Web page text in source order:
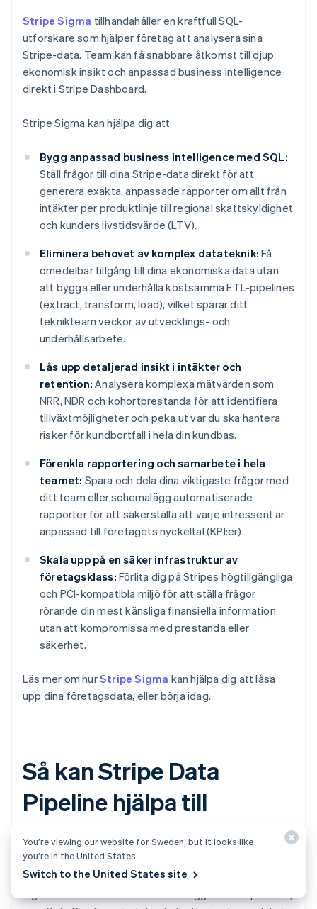
Stripe Sigma tillhandahåller en kraftfull SQL-
utforskare som hjälper företag att analysera sina
Stripe-data. Team kan få snabbare åtkomst till djup
ekonomisk insikt och anpassad business intelligence
direkt i Stripe Dashboard.
Stripe Sigma kan hjälpa dig att:
Bygg anpassad business intelligence med SQL:
Ställ frågor till dina Stripe-data direkt för att
generera exakta, anpassade rapporter om allt från
intäkter per produktlinje till regional skattskyldighet
och kunders livstidsvärde (LTV).
Eliminera behovet av komplex datateknik: Få
omedelbar tillgång till dina ekonomiska data utan
att bygga eller underhålla kostsamma ETL-pipelines
(extract, transform, load), vilket sparar ditt
teknikteam veckor av utvecklings- och
underhållsarbete.
Lås upp detaljerad insikt i intäkter och
retention: Analysera komplexa mätvärden som
NRR, NDR och kohortprestanda för att identifiera
tillväxtmöjligheter och peka ut var du ska hantera
risker för kundbortfall i hela din kundbas.
Förenkla rapportering och samarbete i hela
teamet: Spara och dela dina viktigaste frågor med
ditt team eller schemalägg automatiserade
rapporter för att säkerställa att varje intressent är
anpassad till företagets nyckeltal (KPI:er).
Skala upp på en säker infrastruktur av
företagsklass: Förlita dig på Stripes högtillgängliga
och PCI-kompatibla miljö för att ställa frågor
rörande din mest känsliga finansiella information
utan att kompromissa med prestanda eller
säkerhet.
Läs mer om hurStripe Sigma kan hjälpa dig att låsa
upp dina företagsdata, eller börja idag.
Så kan Stripe Data
Pipeline hjälpa till
Stripe Data Pipeline låter dig göra samma analys i ditt
datalager genom att kombinera dina Stripe-data med
andra företagsdata. Stripe Data Pipeline och Stripe
Sigma drivs båda av samma underliggande Stripe-data,
You’re viewing our website for Sweden, but it looks like
you’re in the United States.
Switch to the United States site